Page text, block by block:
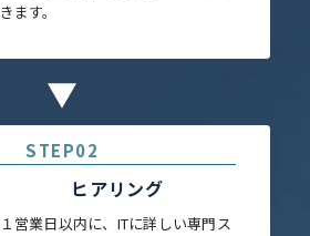
きます。
STEP02
ヒアリング
１営業日以内に、ITに詳しい専門ス